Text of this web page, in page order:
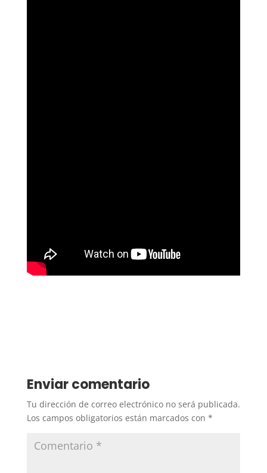
Enviar comentario
Tu dirección de correo electrónico no será publicada.
Los campos obligatorios están marcados con *